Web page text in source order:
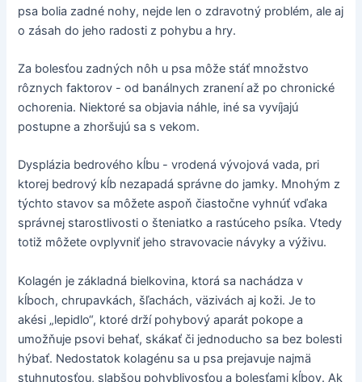
psa bolia zadné nohy, nejde len o zdravotný problém, ale aj
o zásah do jeho radosti z pohybu a hry.
Za bolesťou zadných nôh u psa môže stáť množstvo
rôznych faktorov - od banálnych zranení až po chronické
ochorenia. Niektoré sa objavia náhle, iné sa vyvíjajú
postupne a zhoršujú sa s vekom.
Dysplázia bedrového kĺbu - vrodená vývojová vada, pri
ktorej bedrový kĺb nezapadá správne do jamky. Mnohým z
týchto stavov sa môžete aspoň čiastočne vyhnúť vďaka
správnej starostlivosti o šteniatko a rastúceho psíka. Vtedy
totiž môžete ovplyvniť jeho stravovacie návyky a výživu.
Kolagén je základná bielkovina, ktorá sa nachádza v
kĺboch, chrupavkách, šľachách, väzivách aj koži. Je to
akési „lepidlo“, ktoré drží pohybový aparát pokope a
umožňuje psovi behať, skákať či jednoducho sa bez bolesti
hýbať. Nedostatok kolagénu sa u psa prejavuje najmä
stuhnutosťou, slabšou pohyblivosťou a bolesťami kĺbov. Ak